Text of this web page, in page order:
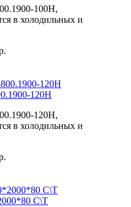
100Н,
в холодильных и
120Н
120Н,
в холодильных и
С\Т